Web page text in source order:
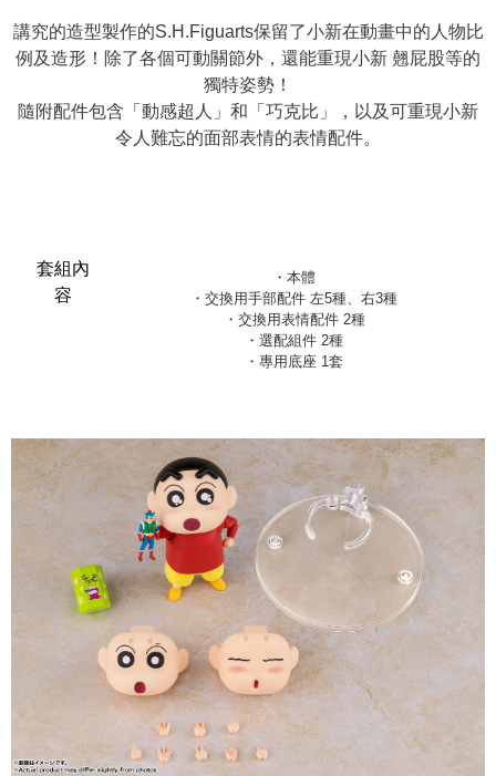
講究的造型製作的S.H.Figuarts保留了小新在動畫中的人物比
例及造形！除了各個可動關節外，還能重現小新 翹屁股等的
獨特姿勢！
隨附配件包含「動感超人」和「巧克比」，以及可重現小新
令人難忘的面部表情的表情配件。
套組內
容
・本體
・交換用手部配件 左5種、右3種
・交換用表情配件 2種
・選配組件 2種
・專用底座 1套